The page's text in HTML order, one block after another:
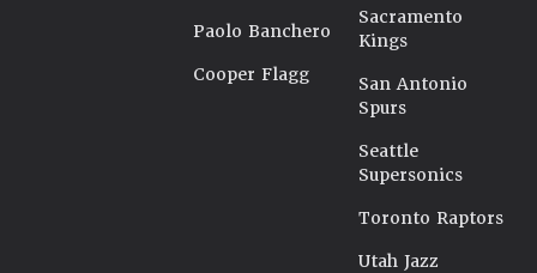
Paolo Banchero
Cooper Flagg
Sacramento
Kings
San Antonio
Spurs
Seattle
Supersonics
Toronto Raptors
Utah Jazz